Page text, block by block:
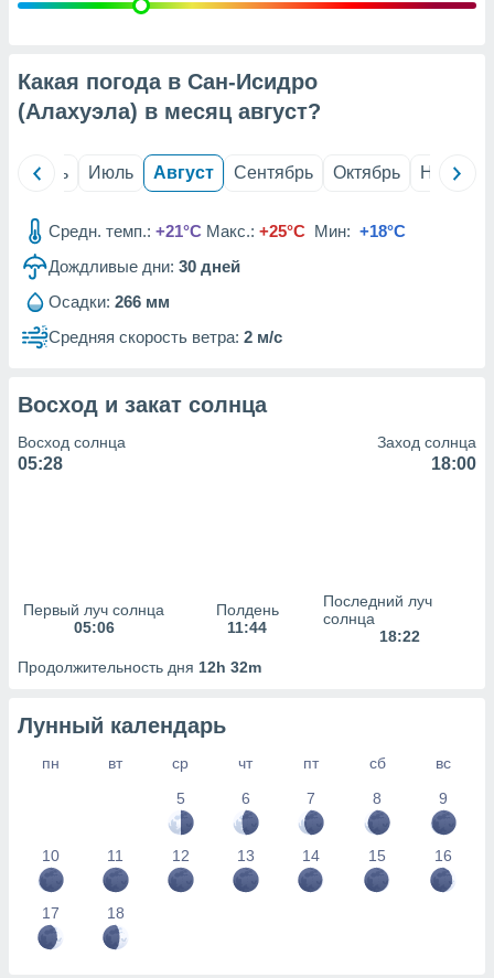
данных
рекламы
сведения
Какая погода в Сан-Исидро
(Алахуэла) в месяц август?
Июнь Июль Август Сентябрь Октябрь Ноябрь
Средн. темп.: +21°C Макс.: +25°C Мин: +18°C
Дождливые дни: 30 дней
Осадки: 266 мм
Средняя скорость ветра: 2 м/с
Восход и закат солнца
Восход солнца
05:28
Заход солнца
18:00
Первый луч солнца
05:06
Полдень
11:44
Последний луч
солнца
18:22
Продолжительность дня 12h 32m
Лунный календарь
пн вт ср чт пт сб
вс
5
6 7 8 9
10 11 12 13 14 15 16
17 18